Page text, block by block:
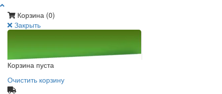
Корзина (0)
Закрыть
Корзина пуста
Очистить корзину